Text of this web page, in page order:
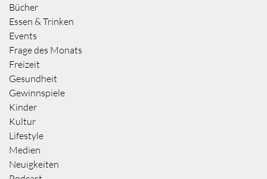
Bücher
Essen & Trinken
Events
Frage des Monats
Freizeit
Gesundheit
Gewinnspiele
Kinder
Kultur
Lifestyle
Medien
Neuigkeiten